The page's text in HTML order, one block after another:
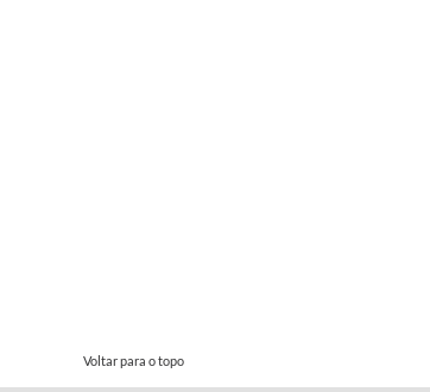
Voltar para o topo